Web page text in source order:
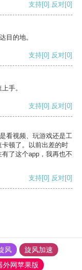
支持[0] 反对[0]
目的地。
支持[0] 反对[0]
手。
支持[0] 反对[0]
看视频、玩游戏还是工
顿了。以前出差的时
了这个app，我再也不
支持[0] 反对[0]
风
旋风加速
外网苹果版